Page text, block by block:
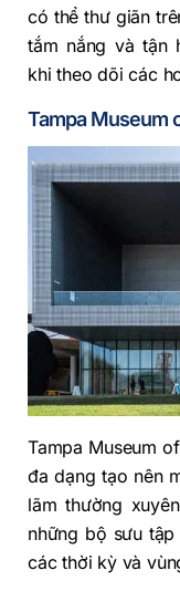
có thể thư giãn
tắm nắng và tận
khi theo dõi các
Tampa Museum
Tampa Museum
đa dạng tạo nên
lãm thường
những bộ sưu
các thời kỳ và